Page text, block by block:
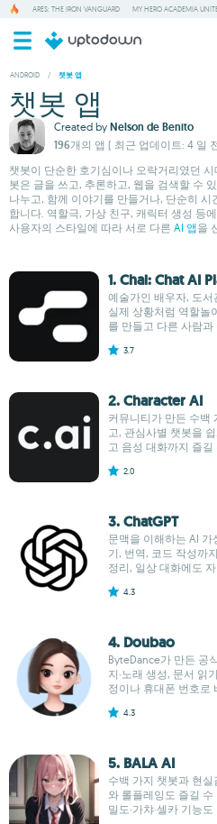
ARES: THE IRON VANGUARD MY HERO ACADEMIA
ANDROID / 챗봇 앱
챗봇 앱
Created by Nelson de Benito
196개의 앱 ( 최근 업데이트: 4 일
챗봇이 단순한 호기심이나 오락거리였던
봇은 글을 쓰고, 추론하고, 웹을 검색할 수
나누고, 함께 이야기를 만들거나, 단순히
합니다. 역할극, 가상 친구, 캐릭터 생성 등
사용자의 스타일에 따라 서로 다른 AI 앱을
1. Chai: Chat AI
예술가인 배우자, 도
실제 상황처럼 역할놀
를 만들고 다른 사람
3.7
2. Character AI
커뮤니티가 만든 수백
고, 관심사별 챗봇을
고 음성 대화까지 즐길
2.0
3. ChatGPT
문맥을 이해하는 AI
기, 번역, 코드 작성까
정리, 일상 대화에도
4.3
4. Doubao
ByteDance가 만든 공
지·노래 생성, 문서 읽
정이나 휴대폰 번호로
4.3
5. BALA AI
수백 가지 챗봇과 현실
와 롤플레잉도 즐길 수
밀도·가챠·셀카 기능